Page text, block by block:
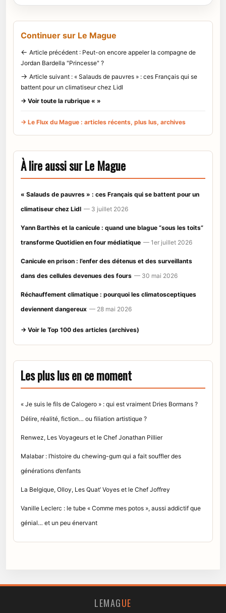
Continuer sur Le Mague
← Article précédent : Peut-on encore appeler la compagne de
Jordan Bardella "Princesse" ?
→ Article suivant : « Salauds de pauvres » : ces Français qui se
battent pour un climatiseur chez Lidl
→ Voir toute la rubrique « »
→ Le Flux du Mague : articles récents, plus lus, archives
À lire aussi sur Le Mague
« Salauds de pauvres » : ces Français qui se battent pour un
climatiseur chez Lidl — 3 juillet 2026
Yann Barthès et la canicule : quand une blague “sous les toits”
transforme Quotidien en four médiatique — 1er juillet 2026
Canicule en prison : l’enfer des détenus et des surveillants
dans des cellules devenues des fours — 30 mai 2026
Réchauffement climatique : pourquoi les climatosceptiques
deviennent dangereux — 28 mai 2026
→ Voir le Top 100 des articles (archives)
Les plus lus en ce moment
« Je suis le fils de Calogero » : qui est vraiment Dries Bormans ?
Délire, réalité, fiction… ou filiation artistique ?
Renwez, Les Voyageurs et le Chef Jonathan Pillier
Malabar : l’histoire du chewing-gum qui a fait souffler des
générations d’enfants
La Belgique, Olloy, Les Quat’ Voyes et le Chef Joffrey
Vanille Leclerc : le tube « Comme mes potos », aussi addictif que
génial… et un peu énervant
LEMAGUE